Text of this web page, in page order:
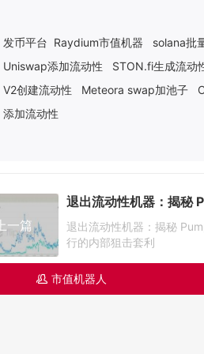
发币平台 Raydium市值机器 solana批
Uniswap添加流动性
STON.fi生成流动
V2创建流动性
Meteora swap加池子
添加流动性
上一篇
退出流动性机器：揭秘
行的内部狙击套利
󦋱 市值机器人